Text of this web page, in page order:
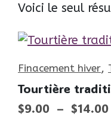
Voici le seul
Finacement hiver,
Tourtière
$9.00 – $14.00